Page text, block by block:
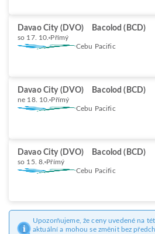
Davao City (DVO) Bacolod (BCD)
so 17. 10. Přímý
Cebu Pacific
Davao City (DVO) Bacolod (BCD)
ne 18. 10. Přímý
Cebu Pacific
Davao City (DVO) Bacolod (BCD)
so 15. 8. Přímý
Cebu Pacific
Upozorňujeme, že ceny uvedené na
aktuální a mohou se změnit bez